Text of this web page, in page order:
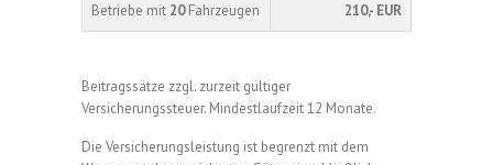
Betriebe mit 20Fahrzeugen 210,- EUR
Beitragssätze zzgl. zurzeit gültiger
Versicherungssteuer. Mindestlaufzeit 12 Monate.
Die Versicherungsleistung ist begrenzt mit dem